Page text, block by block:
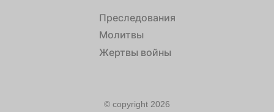
Преследования
Молитвы
Жертвы войны
© copyright 2026